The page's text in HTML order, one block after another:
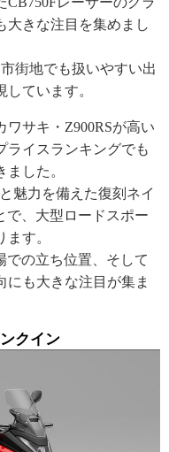
大きな注目を集めまし
街地でも扱いやすい出
ています。
サキ・Z900RSが高い
ライスランキングでも
した。
魅力を備えた復刻ネイ
で、大型ロードスポー
す。
での立ち位置、そして
にも大きな注目が集ま
クイン